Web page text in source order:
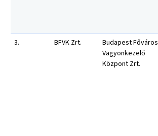
3.
BFVK Zrt.
Budapest Főváros
Vagyonkezelő
Központ Zrt.